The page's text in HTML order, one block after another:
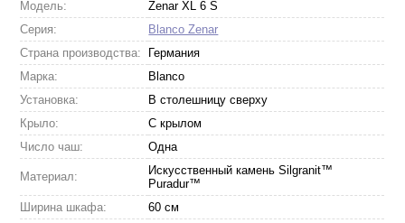
Модель:
Zenar XL 6 S
Серия:
Blanco Zenar
Страна производства:
Германия
Марка:
Blanco
Установка:
В столешницу сверху
Крыло:
С крылом
Число чаш:
Одна
Материал:
Искусственный камень Silgranit™
Puradur™
Ширина шкафа:
60 см